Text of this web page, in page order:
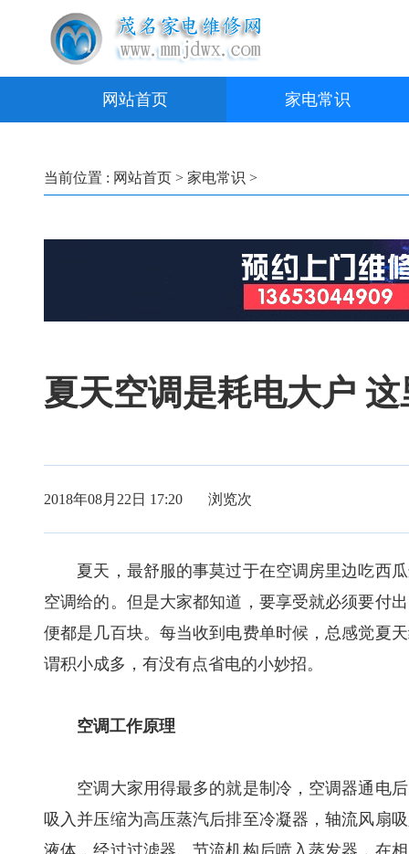
网站首页 家电常识
当前位置 : 网站首页 > 家电常识 >
夏天空调是耗电大户
2018年08月22日 17:20 浏览次
夏天，最舒服的事莫过于在空调房里边吃西瓜
空调给的。但是大家都知道，要享受就必须要付
便都是几百块。每当收到电费单时候，总感觉夏
谓积小成多，有没有点省电的小妙招。
空调工作原理
空调大家用得最多的就是制冷，空调器通电后
吸入并压缩为高压蒸汽后排至冷凝器，轴流风扇
液体，经过过滤器、节流机构后喷入蒸发器，在